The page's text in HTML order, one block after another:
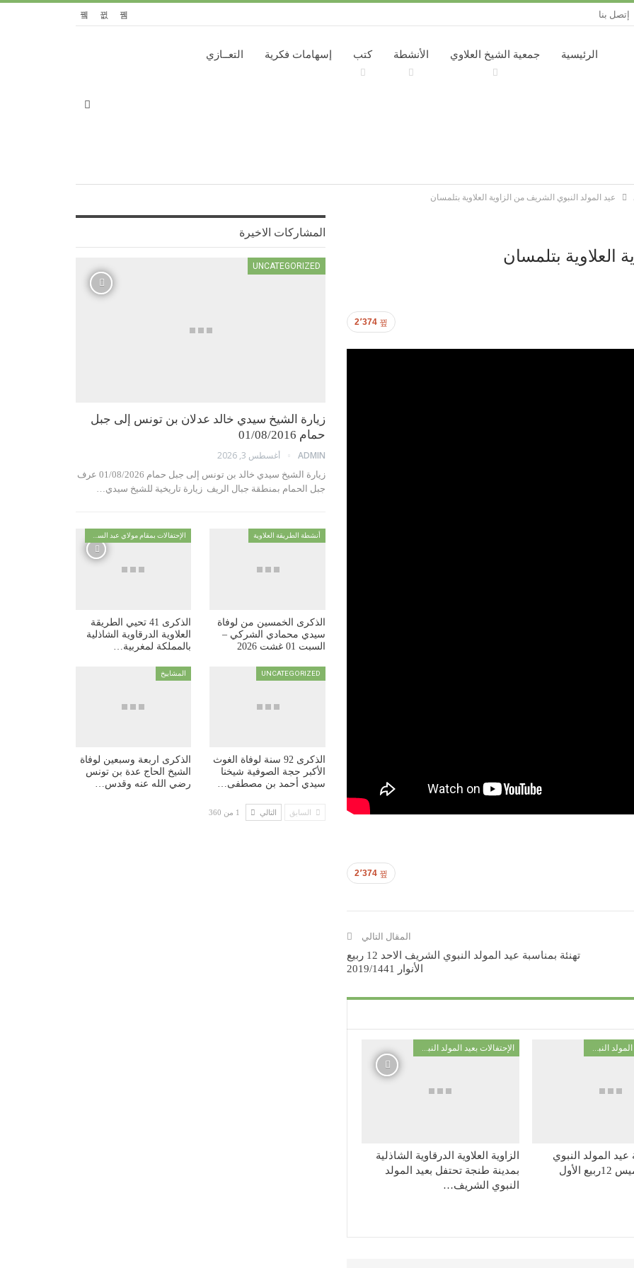
إتصل بنا
الرئيسية جمعية الشيخ العلاوي الأنشطة كتب إسهامات فكرية التعــازي
عيد المولد النبوي الشريف من الزاوية العلاوية بتلمسان
العلاوية بتلمسان
2٬374
2٬374
المقال التالي
تهنئة بمناسبة عيد المولد النبوي الشريف الاحد 12 ربيع
الأنوار 2019/1441
عيد المولد النبوي
الشريف الخميس 12ربيع الأول
الزاوية العلاوية الدرقاوية الشاذلية
بمدينة طنجة تحتفل بعيد المولد
النبوي الشريف…
المشاركات الاخيرة
UNCATEGORIZED
زيارة الشيخ سيدي خالد عدلان بن تونس إلى جبل
حمام 01/08/2016
ADMIN أغسطس 3, 2026
زيارة الشيخ سيدي خالد بن تونس إلى جبل حمام 01/08/2026 عرف
جبل الحمام بمنطقة جبال الريف زيارة تاريخية للشيخ سيدي…
أنشطة الطريقة العلاوية
الذكرى الخمسين من لوفاة
سيدي محمادي الشركي –
السبت 01 غشت 2026
الإحتفالات بمقام مولاي عبد السلام ابن مشيش
الذكرى 41 تحيي الطريقة
العلاوية الدرقاوية الشاذلية
بالمملكة لمغربية…
UNCATEGORIZED
الذكرى 92 سنة لوفاة الغوث
الأكبر حجة الصوفية شيخنا
سيدي أحمد بن مصطفى…
المشاييخ
الذكرى اربعة وسبعين لوفاة
الشيخ الحاج عدة بن تونس
رضي الله عنه وقدس…
السابق التالي 1 من 360